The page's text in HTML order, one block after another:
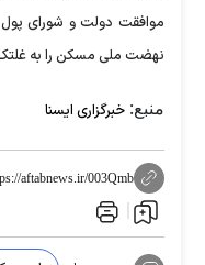
موافقت دولت و شورای پول
نهضت ملی مسکن را به غلتک
منبع: خبرگزاری ایسنا
aftabnews.ir/003Qmb